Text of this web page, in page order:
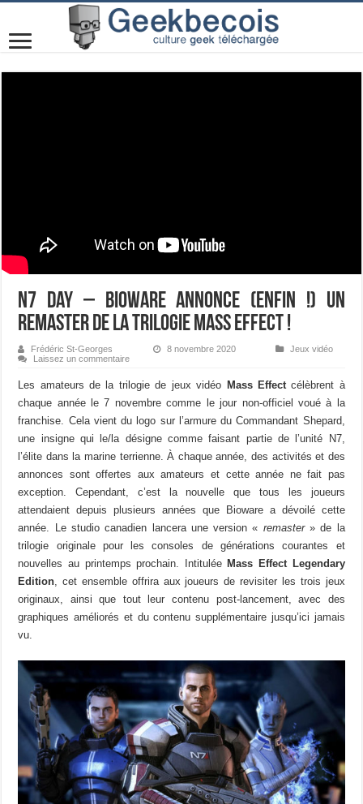
N7 Day – Bioware annonce (enfin !) un
remaster de la trilogie Mass Effect !
Frédéric St-Georges 8 novembre 2020
Jeux vidéo
Laissez un commentaire
Les amateurs de la trilogie de jeux vidéo Mass Effectcélèbrent à
chaque année le 7 novembre comme le jour non-officiel voué à la
franchise. Cela vient du logo sur l’armure du Commandant Shepard,
une insigne qui le/la désigne comme faisant partie de l’unité N7,
l’élite dans la marine terrienne. À chaque année, des activités et des
annonces sont offertes aux amateurs et cette année ne fait pas
exception. Cependant, c’est la nouvelle que tous les joueurs
attendaient depuis plusieurs années que Bioware a dévoilé cette
année. Le studio canadien lancera une version « remaster» de la
trilogie originale pour les consoles de générations courantes et
nouvelles au printemps prochain. Intitulée Mass Effect Legendary
Edition, cet ensemble offrira aux joueurs de revisiter les trois jeux
originaux, ainsi que tout leur contenu post-lancement, avec des
graphiques améliorés et du contenu supplémentaire jusqu’ici jamais
vu.